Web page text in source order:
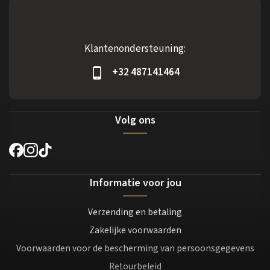
Klantenondersteuning:
+32 487141464
Volg ons
Informatie voor jou
Verzending en betaling
Zakelijke voorwaarden
Voorwaarden voor de bescherming van persoonsgegevens
Retourbeleid